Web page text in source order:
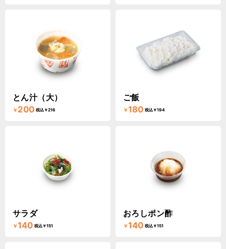
とん汁（大）
￥ 200 税込￥216
ご飯
￥180 税込￥194
サラダ
￥140 税込￥151
おろしポン酢
￥140 税込￥151